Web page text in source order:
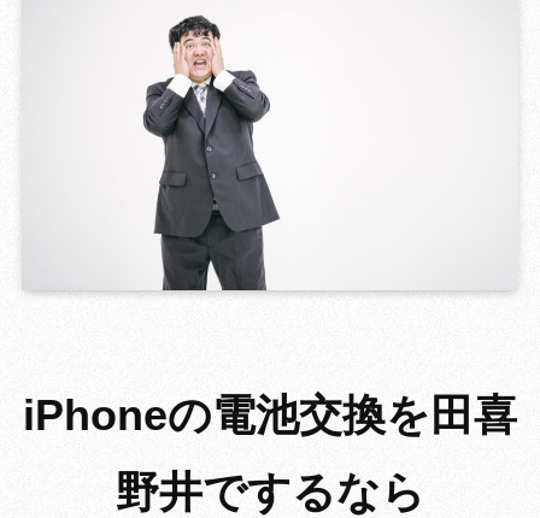
iPhoneの電池交換を田喜
野井でするなら